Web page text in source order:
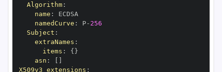
Algorithm:
name :
namedCurve : P- 256
Subject :
extraNames :
items : { }
asn :
X509v3 extensions :